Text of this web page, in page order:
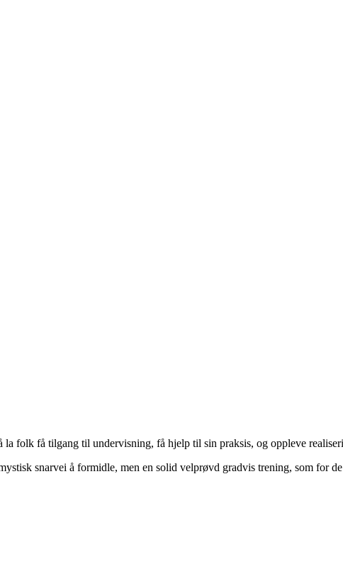
folk få tilgang til undervisning, få hjelp til sin praksis, og oppleve
snarvei å formidle, men en solid velprøvd gradvis trening, som for